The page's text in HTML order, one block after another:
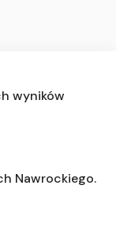
wyników
Nawrockiego.